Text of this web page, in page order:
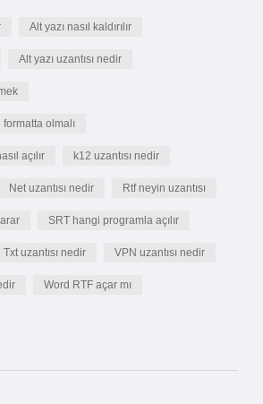
Alt yazı nasıl kaldırılır
Alt yazı uzantısı nedir
formatta olmalı
açılır k12 uzantısı nedir
Net uzantısı nedir Rtf neyin uzantısı
SRT hangi programla açılır
Txt uzantısı nedir VPN uzantısı nedir
Word RTF açar mı